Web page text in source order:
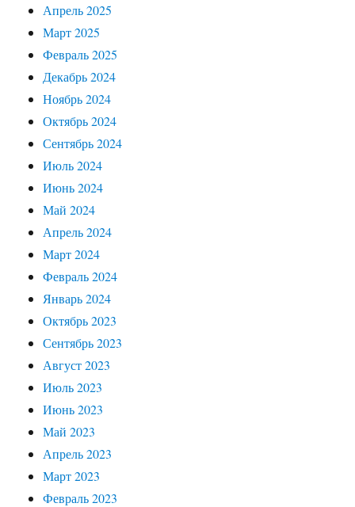
Апрель 2025
Март 2025
Февраль 2025
Декабрь 2024
Ноябрь 2024
Октябрь 2024
Сентябрь 2024
Июль 2024
Июнь 2024
Май 2024
Апрель 2024
Март 2024
Февраль 2024
Январь 2024
Октябрь 2023
Сентябрь 2023
Август 2023
Июль 2023
Июнь 2023
Май 2023
Апрель 2023
Март 2023
Февраль 2023